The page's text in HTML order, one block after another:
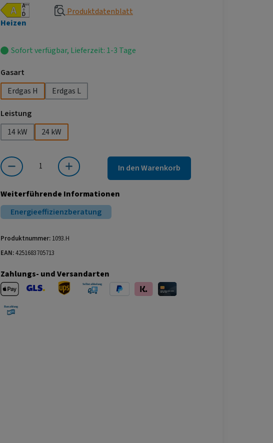
Heizen
Produktdatenblatt
Sofort verfügbar, Lieferzeit: 1-3 Tage
Gasart
Erdgas H
Erdgas L
Leistungauswählen
14 kW
24 kW
Produkt Anzahl: Gib den gewünschten Wert ein oder benutze die Schaltflächen um die
In den Warenkorb
Weiterführende Informationen
Energieeffizienzberatung
Produktnummer: 1093.H
EAN:4251683705713
Zahlungs- und Versandarten